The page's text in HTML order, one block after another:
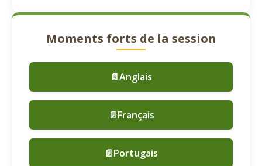
Moments forts de la session
📄Anglais
📄Français
📄Portugais